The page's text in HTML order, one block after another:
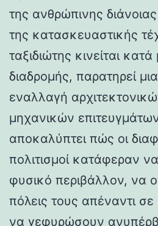
της ανθρώπινης
της κατασκευαστικής
ταξιδιώτης κινείται
διαδρομής, παρατηρεί
εναλλαγή
μηχανικών
αποκαλύπτει πώς οι
πολιτισμοί κατάφεραν
φυσικό περιβάλλον, να
πόλεις τους απέναντι
να γεφυρώσουν